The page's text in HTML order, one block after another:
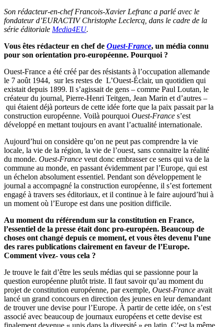
Son rédacteur-en-chef Francois-Xavier Lefranc a parlé avec le
fondateur d’EURACTIV Christophe Leclercq, dans le cadre de la
série éditoriale Media4EU.
Vous êtes rédacteur en chef de Ouest-France, un média connu
pour son orientation pro-européenne. Pourquoi ?
Ouest-France a été créé par des résistants à l’occupation allemande
le 7 août 1944, sur les restes de L’Ouest-Éclair, un quotidien qui
existait depuis 1899. Il s’agissait de gens – comme Paul Loutan, le
créateur du journal, Pierre-Henri Teitgen, Jean Marin et d’autres –
qui étaient déjà porteurs de cette idée forte que la paix passait par la
construction européenne. Voilà pourquoi Ouest-France s’est
développé en mettant toujours en avant l’actualité internationale.
Aujourd’hui on considère qu’on ne peut pas comprendre la vie
locale, la vie de la région, la vie de l’ouest, sans connaitre la réalité
du monde. Ouest-France veut donc embrasser ce sens qui va de la
commune au monde, en passant évidemment par l’Europe, qui est
un échelon absolument essentiel. Pendant son développement le
journal a accompagné la construction européenne, il s’est fortement
engagé à travers ses éditoriaux, et il continue à le faire aujourd’hui à
un moment où l’Europe est dans une position difficile.
Au moment du référendum sur la constitution en France,
l’essentiel de la presse était donc pro-européen. Beaucoup de
choses ont changé depuis ce moment, et vous êtes devenu l’une
des rares publications clairement en faveur de l’Europe.
Comment vivez- vous cela ?
Je trouve le fait d’être les seuls médias qui se passionne pour la
question européenne plutôt triste. Il faut savoir qu’au moment du
projet de constitution européenne, par exemple, Ouest-France avait
lancé un grand concours en direction des jeunes en leur demandant
de trouver une devise pour l’Europe. À partir de cette idée, on s’est
associé avec beaucoup de journaux européens et cette devise est